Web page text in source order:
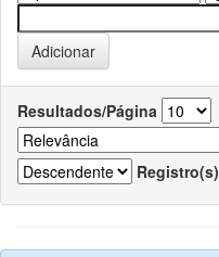
Resultados/Página
Registro(s)